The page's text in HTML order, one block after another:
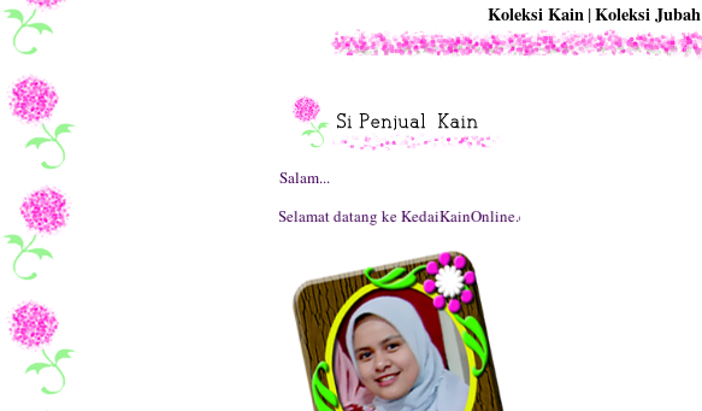
Koleksi Kain|Koleksi Jubah
Salam...
Selamat datang ke KedaiKainOnline.com.